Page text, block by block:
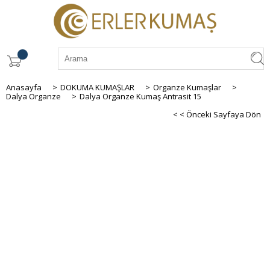
Anasayfa > DOKUMA KUMAŞLAR > Organze Kumaşlar
>
Dalya Organze
> Dalya Organze Kumaş Antrasit 15
< < Önceki Sayfaya Dön